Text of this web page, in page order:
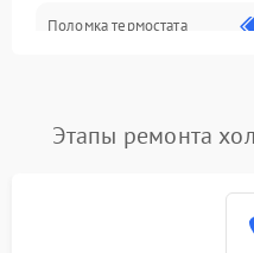
Поломка термостата
Поломка системы No Frost
Этапы ремонта